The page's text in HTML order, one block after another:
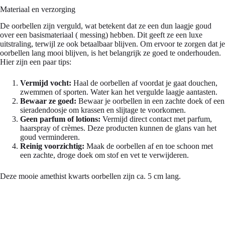
Materiaal en verzorging
De oorbellen zijn verguld, wat betekent dat ze een dun laagje goud
over een basismateriaal ( messing) hebben. Dit geeft ze een luxe
uitstraling, terwijl ze ook betaalbaar blijven. Om ervoor te zorgen dat je
oorbellen lang mooi blijven, is het belangrijk ze goed te onderhouden.
Hier zijn een paar tips:
Vermijd vocht: Haal de oorbellen af voordat je gaat douchen,
zwemmen of sporten. Water kan het vergulde laagje aantasten.
Bewaar ze goed: Bewaar je oorbellen in een zachte doek of een
sieradendoosje om krassen en slijtage te voorkomen.
Geen parfum of lotions: Vermijd direct contact met parfum,
haarspray of crèmes. Deze producten kunnen de glans van het
goud verminderen.
Reinig voorzichtig: Maak de oorbellen af en toe schoon met
een zachte, droge doek om stof en vet te verwijderen.
Deze mooie amethist kwarts oorbellen zijn ca. 5 cm lang.